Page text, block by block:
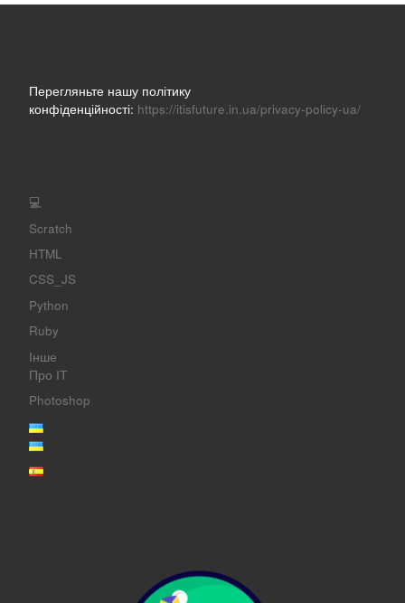
Перегляньте нашу політику
конфіденційності: https://itisfuture.in.ua/privacy-policy-ua/
💻
Scratch
HTML
CSS_JS
Python
Ruby
Інше
Про ІТ
Photoshop